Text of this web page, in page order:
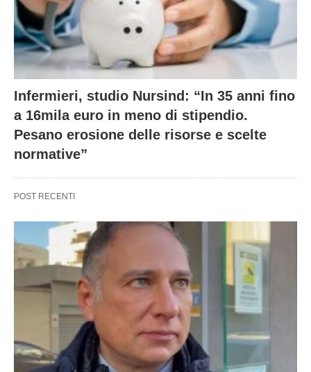
Infermieri, studio Nursind: “In 35 anni fino
a 16mila euro in meno di stipendio.
Pesano erosione delle risorse e scelte
normative”
POST RECENTI